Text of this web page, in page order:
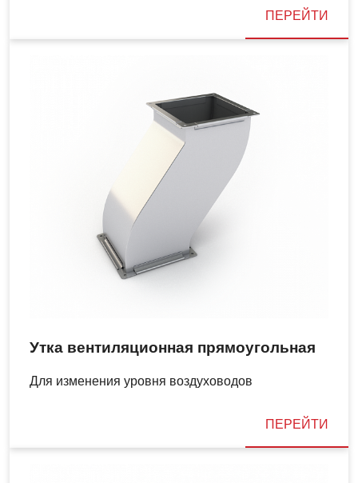
ПЕРЕЙТИ
Утка вентиляционная прямоугольная
Для изменения уровня воздуховодов
ПЕРЕЙТИ